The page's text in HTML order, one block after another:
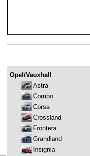
Opel/Vauxhall
Astra
Combo
Corsa
Crossland
Frontera
Grandland
Insignia